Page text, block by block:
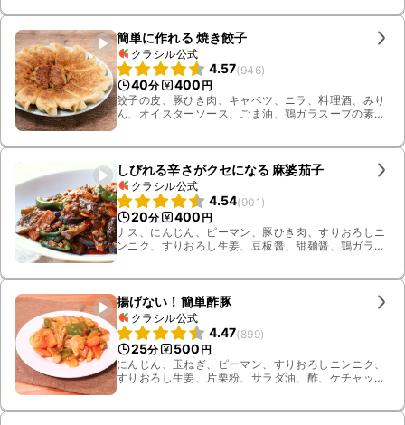
簡単に作れる 焼き餃子
クラシル公式
4.57(946)
40分 400 円
餃子の皮、豚ひき肉、キャベツ、ニラ、料理酒、みり
ん、オイスターソース、ごま油、鶏ガラスープの素、
しびれる辛さがクセになる 麻婆茄子
クラシル公式
4.54(901 )
20分 400 円
ナス、にんじん、ピーマン、豚ひき肉、すりおろしニ
ンニク、すりおろし生姜、豆板醤、甜麺醤、鶏ガラ
揚げない！簡単酢豚
クラシル公式
4.47(899)
25分 500 円
にんじん、玉ねぎ、ピーマン、すりおろしニンニク、
すりおろし生姜、片栗粉、サラダ油、酢、ケチャッ